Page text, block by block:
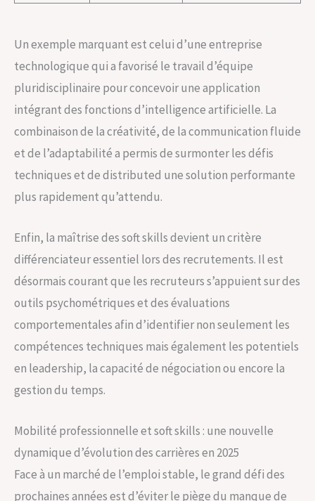
Un exemple marquant est celui d’une entreprise
technologique qui a favorisé le travail d’équipe
pluridisciplinaire pour concevoir une application
intégrant des fonctions d’intelligence artificielle. La
combinaison de la créativité, de la communication fluide
et de l’adaptabilité a permis de surmonter les défis
techniques et de distributed une solution performante
plus rapidement qu’attendu.
Enfin, la maîtrise des soft skills devient un critère
différenciateur essentiel lors des recrutements. Il est
désormais courant que les recruteurs s’appuient sur des
outils psychométriques et des évaluations
comportementales afin d’identifier non seulement les
compétences techniques mais également les potentiels
en leadership, la capacité de négociation ou encore la
gestion du temps.
Mobilité professionnelle et soft skills : une nouvelle
dynamique d’évolution des carrières en 2025
Face à un marché de l’emploi stable, le grand défi des
prochaines années est d’éviter le piège du manque de